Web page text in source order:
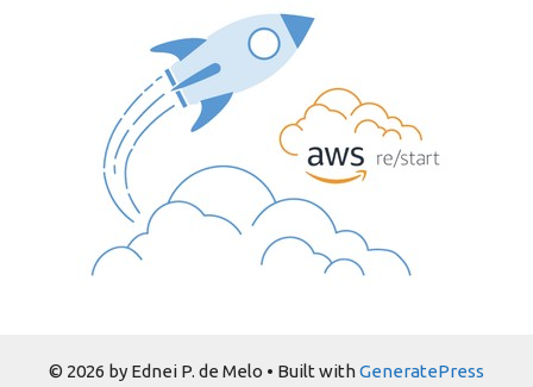
© 2026 by Ednei P. de Melo • Built withGeneratePress